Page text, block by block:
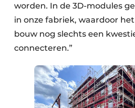
worden. In de 3D-modules
in onze fabriek, waardoor
bouw nog slechts een
connecteren.”